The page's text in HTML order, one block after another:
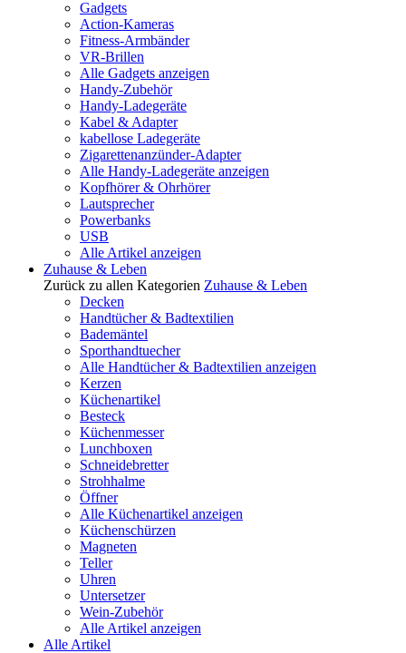
Gadgets
Action-Kameras
Fitness-Armbänder
VR-Brillen
Alle Gadgets anzeigen
Handy-Zubehör
Handy-Ladegeräte
Kabel & Adapter
kabellose Ladegeräte
Zigarettenanzünder-Adapter
Alle Handy-Ladegeräte anzeigen
Kopfhörer & Ohrhörer
Lautsprecher
Powerbanks
USB
Alle Artikel anzeigen
Zuhause & Leben
Zurück zu allen Kategorien Zuhause & Leben
Decken
Handtücher & Badtextilien
Bademäntel
Sporthandtuecher
Alle Handtücher & Badtextilien anzeigen
Kerzen
Küchenartikel
Besteck
Küchenmesser
Lunchboxen
Schneidebretter
Strohhalme
Öffner
Alle Küchenartikel anzeigen
Küchenschürzen
Magneten
Teller
Uhren
Untersetzer
Wein-Zubehör
Alle Artikel anzeigen
Alle Artikel